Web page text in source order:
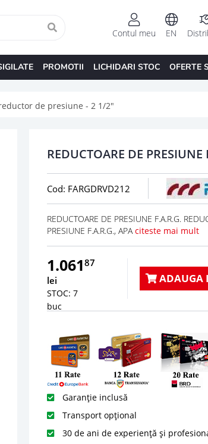
EN
Contul meu
PROMOTII LICHIDARI STOC OFERTE
de presiune - 2 1/2"
REDUCTOARE DE
Cod: FARGDRVD212
REDUCTOARE DE PRESIUNE F.A.R.G.
PRESIUNE F.A.R.G., APA citeste mai mult
1.06187
lei
STOC: 7
buc
ADAUGA
Garanție inclusă
Transport opțional
30 de ani de experiență și